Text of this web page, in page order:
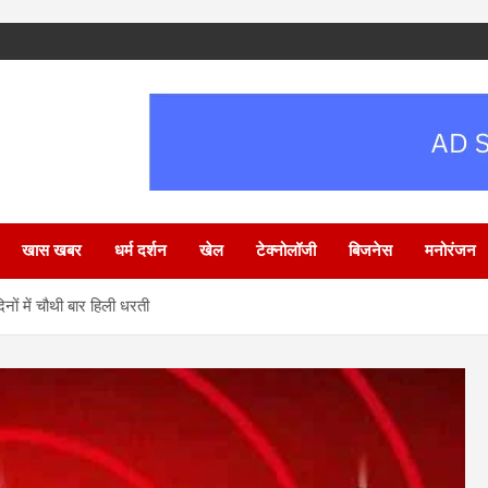
खास खबर धर्म दर्शन खेल टेक्नोलॉजी बिजनेस मनोरंजन
में चौथी बार हिली धरती